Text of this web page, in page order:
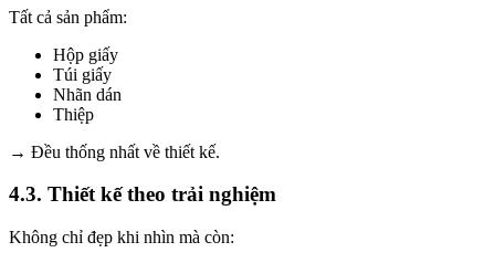
Tất cả sản phẩm:
Hộp giấy
Túi giấy
Nhãn dán
Thiệp
→ Đều thống nhất về thiết kế.
4.3. Thiết kế theo trải nghiệm
Không chỉ đẹp khi nhìn mà còn: